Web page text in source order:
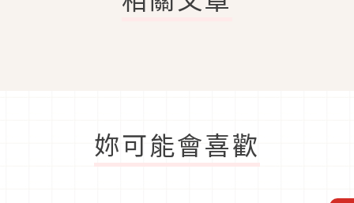
妳可能會喜歡